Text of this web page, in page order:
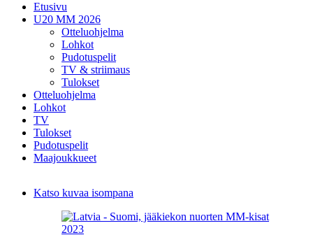
Etusivu
U20 MM 2026
Otteluohjelma
Lohkot
Pudotuspelit
TV & striimaus
Tulokset
Otteluohjelma
Lohkot
TV
Tulokset
Pudotuspelit
Maajoukkueet
Katso kuvaa isompana